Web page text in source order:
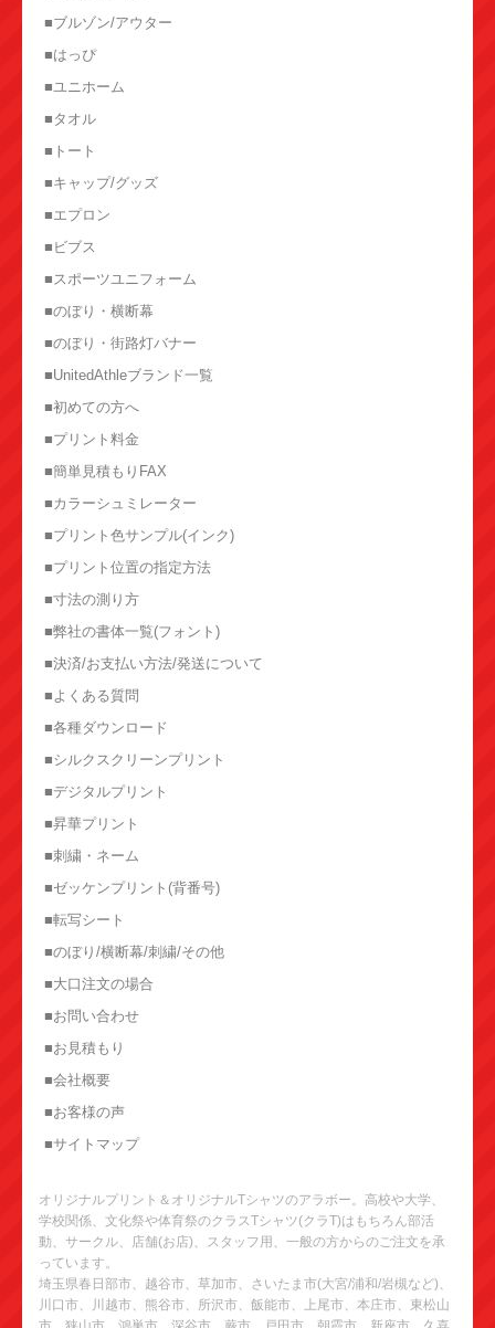
■ブルゾン/アウター
■はっぴ
■ユニホーム
■タオル
■トート
■キャップ/グッズ
■エプロン
■ビブス
■スポーツユニフォーム
■のぼり・横断幕
■のぼり・街路灯バナー
■UnitedAthleブランド一覧
■初めての方へ
■プリント料金
■簡単見積もりFAX
■カラーシュミレーター
■プリント色サンプル(インク)
■プリント位置の指定方法
■寸法の測り方
■弊社の書体一覧(フォント)
■決済/お支払い方法/発送について
■よくある質問
■各種ダウンロード
■シルクスクリーンプリント
■デジタルプリント
■昇華プリント
■刺繍・ネーム
■ゼッケンプリント(背番号)
■転写シート
■のぼり/横断幕/刺繍/その他
■大口注文の場合
■お問い合わせ
■お見積もり
■会社概要
■お客様の声
■サイトマップ
オリジナルプリント＆オリジナルTシャツのアラボー。高校や大学、
学校関係、文化祭や体育祭のクラスTシャツ(クラT)はもちろん部活
動、サークル、店舗(お店)、スタッフ用、一般の方からのご注文を承
っています。
埼玉県春日部市、越谷市、草加市、さいたま市(大宮/浦和/岩槻など)、
川口市、川越市、熊谷市、所沢市、飯能市、上尾市、本庄市、東松山